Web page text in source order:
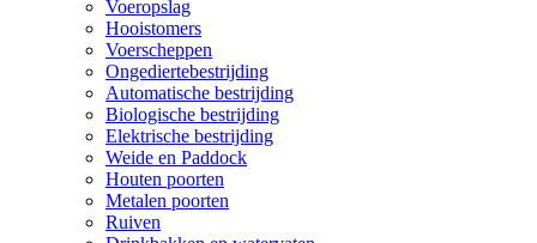
Voeropslag
Hooistomers
Voerscheppen
Ongediertebestrijding
Automatische bestrijding
Biologische bestrijding
Elektrische bestrijding
Weide en Paddock
Houten poorten
Metalen poorten
Ruiven